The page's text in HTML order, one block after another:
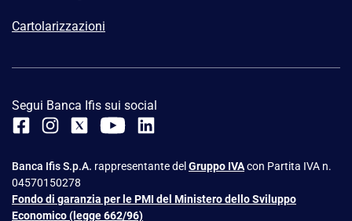
Cartolarizzazioni
Segui Banca Ifis sui social
Banca Ifis S.p.A. rappresentante del Gruppo IVAcon Partita IVA n.
04570150278
Fondo di garanzia per le PMI del Ministero dello Sviluppo
Economico (legge 662/96)